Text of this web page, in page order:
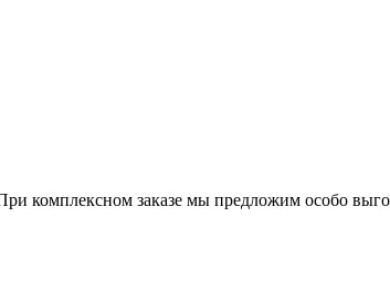
комплексном заказе мы предложим особо